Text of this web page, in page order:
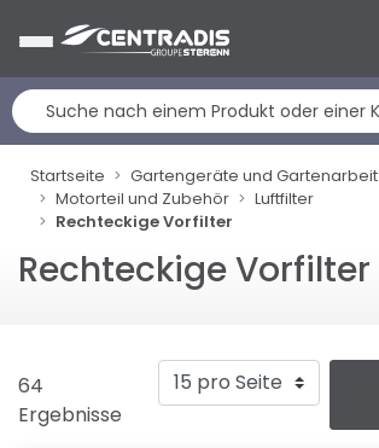
Startseite
Gartengeräte und Gartenarbeit
Motorteil und Zubehör
Luftfilter
Rechteckige Vorfilter
Rechteckige Vorfilter
64
Ergebnisse